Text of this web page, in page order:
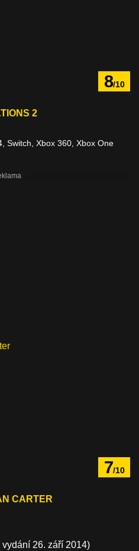
8/10
2
Switch, Xbox 360, Xbox One
7/10
CARTER
26. září 2014)